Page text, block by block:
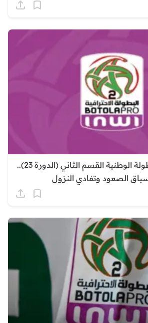
برنامج مباريات البطولة الوطنية القسم الثاني (الدورة 23)..
الصعود وتفادي النزول